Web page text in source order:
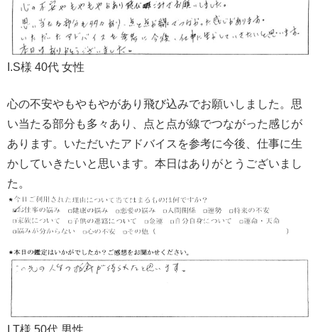
I.S様 40代 女性
心の不安やもやもやがあり飛び込みでお願いしました。思
い当たる部分も多々あり、点と点が線でつながった感じが
あります。いただいたアドバイスを参考に今後、仕事に生
かしていきたいと思います。本日はありがとうございまし
た。
I.T様 50代 男性